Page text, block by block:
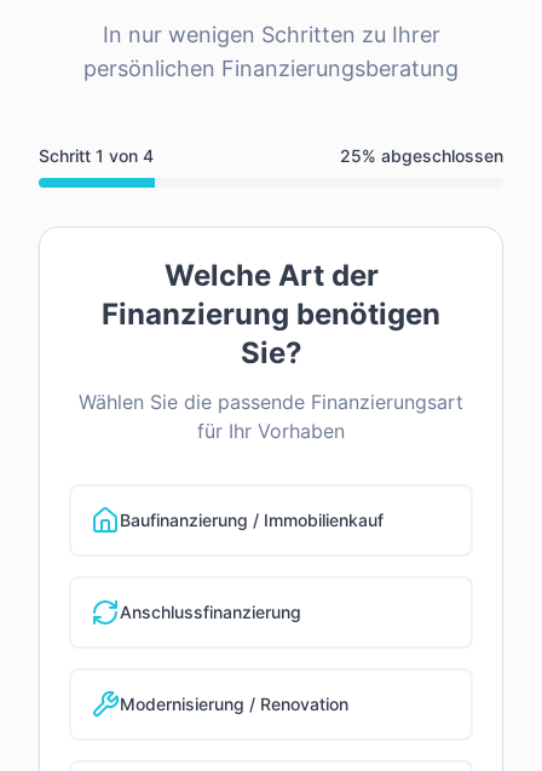
In nur wenigen Schritten zu Ihrer
persönlichen Finanzierungsberatung
Schritt 1 von 4 25% abgeschlossen
Welche Art der
Finanzierung benötigen
Sie?
Wählen Sie die passende Finanzierungsart
für Ihr Vorhaben
Baufinanzierung / Immobilienkauf
Anschlussfinanzierung
Modernisierung / Renovation